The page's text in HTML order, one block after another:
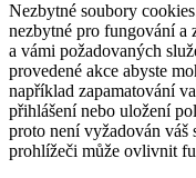
Nezbytné soubory
nezbytné pro fungování a
a vámi požadovaných
provedené akce abyste
například zapamatování
přihlášení nebo uložení
proto není vyžadován váš
prohlížeči může ovlivnit